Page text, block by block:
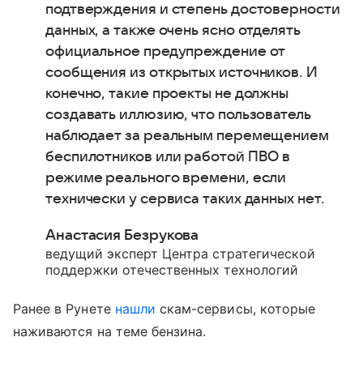
подтверждения и степень достоверности
данных, а также очень ясно отделять
официальное предупреждение от
сообщения из открытых источников. И
конечно, такие проекты не должны
создавать иллюзию, что пользователь
наблюдает за реальным перемещением
беспилотников или работой ПВО в
режиме реального времени, если
технически у сервиса таких данных нет.
Анастасия Безрукова
ведущий эксперт Центра стратегической
поддержки отечественных технологий
Ранее в Рунете нашли скам-сервисы, которые
наживаются на теме бензина.